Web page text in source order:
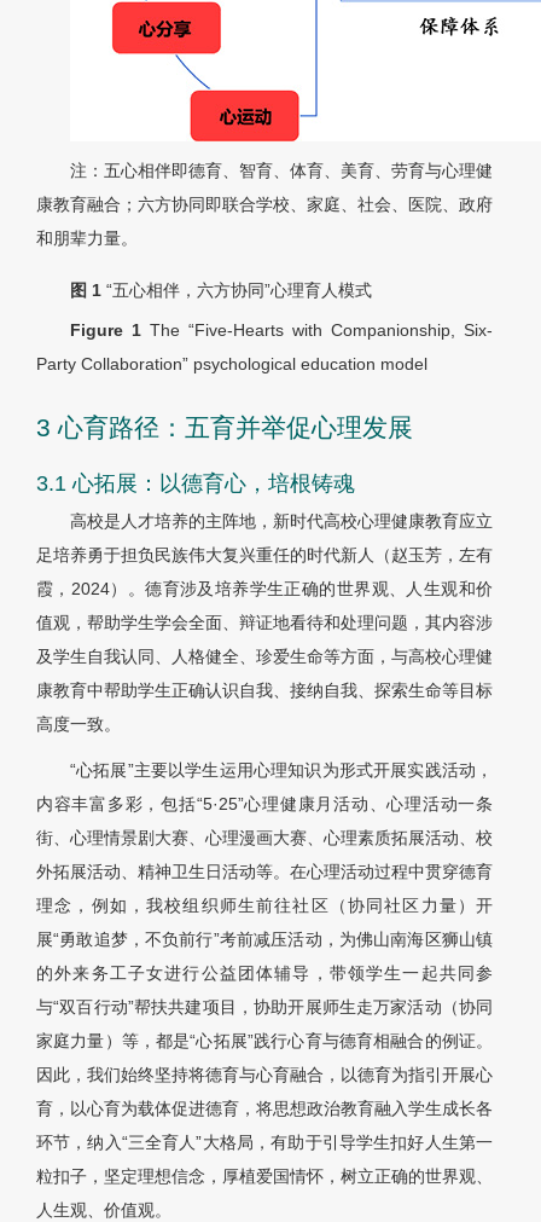
注：五心相伴即德育、智育、体育、美育、劳育与心理健
康教育融合；六方协同即联合学校、家庭、社会、医院、政府
和朋辈力量。
图 1 “五心相伴，六方协同”心理育人模式
Figure 1 The “Five-Hearts with Companionship, Six-
Party Collaboration” psychological education model
3 心育路径：五育并举促心理发展
3.1 心拓展：以德育心，培根铸魂
高校是人才培养的主阵地，新时代高校心理健康教育应立
足培养勇于担负民族伟大复兴重任的时代新人（赵玉芳，左有
霞，2024）。德育涉及培养学生正确的世界观、人生观和价
值观，帮助学生学会全面、辩证地看待和处理问题，其内容涉
及学生自我认同、人格健全、珍爱生命等方面，与高校心理健
康教育中帮助学生正确认识自我、接纳自我、探索生命等目标
高度一致。
“心拓展”主要以学生运用心理知识为形式开展实践活动，
内容丰富多彩，包括“5·25”心理健康月活动、心理活动一条
街、心理情景剧大赛、心理漫画大赛、心理素质拓展活动、校
外拓展活动、精神卫生日活动等。在心理活动过程中贯穿德育
理念，例如，我校组织师生前往社区（协同社区力量）开
展“勇敢追梦，不负前行”考前减压活动，为佛山南海区狮山镇
的外来务工子女进行公益团体辅导，带领学生一起共同参
与“双百行动”帮扶共建项目，协助开展师生走万家活动（协同
家庭力量）等，都是“心拓展”践行心育与德育相融合的例证。
因此，我们始终坚持将德育与心育融合，以德育为指引开展心
育，以心育为载体促进德育，将思想政治教育融入学生成长各
环节，纳入“三全育人”大格局，有助于引导学生扣好人生第一
粒扣子，坚定理想信念，厚植爱国情怀，树立正确的世界观、
人生观、价值观。